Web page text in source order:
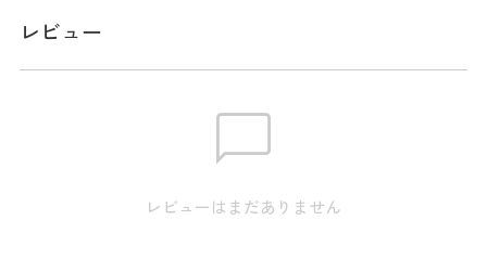
スペック
す。またアパレル商品タグのサイズ表記は目
中国
レビュー
レビューはまだありません